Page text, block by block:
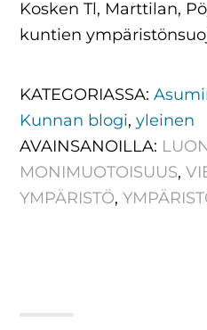
Kosken Tl, Marttilan,
kuntien
KATEGORIASSA:
Kunnan blogi,yleinen
AVAINSANOILLA:
MONIMUOTOISUUS,
YMPÄRISTÖ,